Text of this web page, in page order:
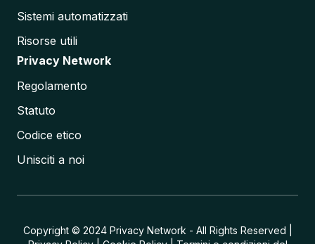
Sistemi automatizzati
Risorse utili
Privacy Network
Regolamento
Statuto
Codice etico
Unisciti a noi
Copyright © 2024 Privacy Network - All Rights Reserved |